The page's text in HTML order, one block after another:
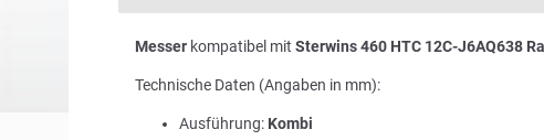
Messer kompatibel mit Sterwins 460 HTC 12C-J6AQ638
Technische Daten (Angaben in mm):
Ausführung: Kombi